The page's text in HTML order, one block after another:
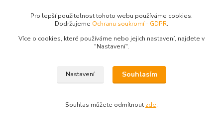
Saenger skládací podběrák Specialist
vyrobený pro příznivce přívlače, snadno s
Pro lepší použitelnost tohoto webu používáme cookies.
Dodržujeme Ochranu soukromí - GDPR.
Více o cookies, které používáme nebo jejich nastavení, najdete v
"Nastavení".
Nastavení Souhlasím
Souhlas můžete odmítnout zde.